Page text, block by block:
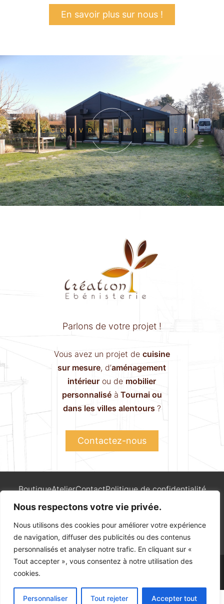
Nous respectons votre vie privée.
Nous utilisons des cookies pour améliorer votre expérience
de navigation, diffuser des publicités ou des contenus
personnalisés et analyser notre trafic. En cliquant sur «
Tout accepter », vous consentez à notre utilisation des
cookies.
Personnaliser Tout rejeter Accepter tout
En savoir plus sur nous !
DÉCOUVRIR L'ATELIER
Parlons de votre projet !
Vous avez un projet de cuisine
sur mesure, d’aménagement
intérieur ou de mobilier
personnaliséà Tournai ou
dans les villes alentours ?
Contactez-nous
BoutiqueAtelierContactPolitique de confidentialité
© 2026 – TOUS DROITS RÉSERVÉS. CRÉATION PAR WAPIX.BE
Création Ebénisterie ·Rue de Courtrai, 49·7500 Tournai
mardi au samedi 12h30–18h30 ·